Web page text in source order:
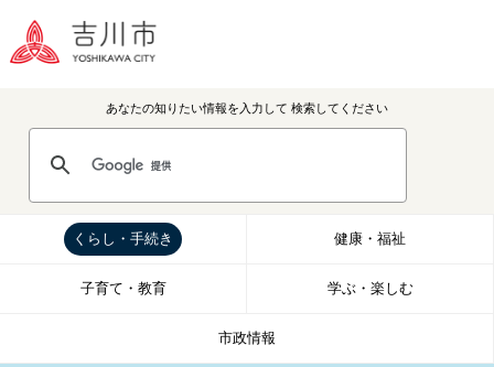
あなたの知りたい情報を入力して 検索してください
くらし・手続き 健康・福祉
子育て・教育 学ぶ・楽しむ
市政情報